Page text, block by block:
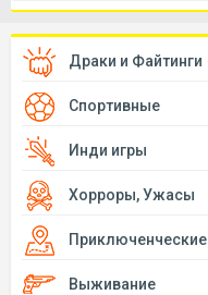
Драки и Файтинги
Спортивные
Инди игры
Хорроры, Ужасы
Приключенческие
Выживание